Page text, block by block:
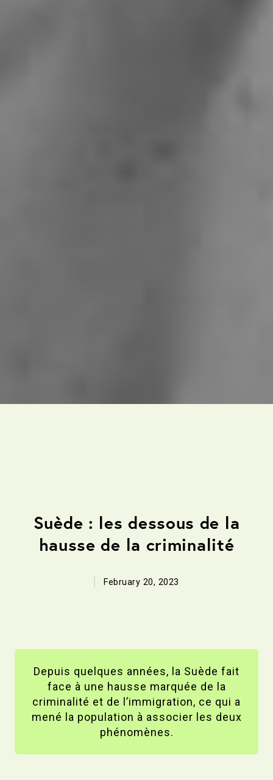
Suède : les dessous de la
hausse de la criminalité
February 20, 2023
Depuis quelques années, la Suède fait
face à une hausse marquée de la
criminalité et de l’immigration, ce qui a
mené la population à associer les deux
phénomènes.